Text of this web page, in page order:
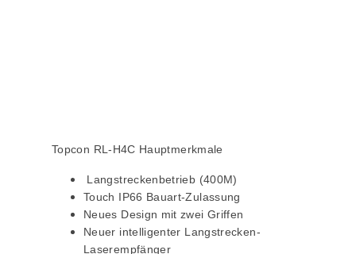
Topcon RL-H4C Hauptmerkmale
Langstreckenbetrieb (400M)
Touch IP66 Bauart-Zulassung
Neues Design mit zwei Griffen
Neuer intelligenter Langstrecken-
Laserempfänger